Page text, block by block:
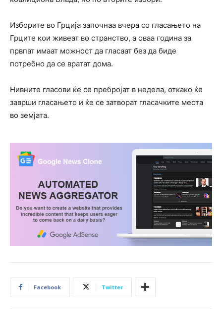
Изборите во Грција започнаа вчера со гласањето на
Грците кои живеат во странство, а оваа година за
првпат имаат можност да гласаат без да биде
потребно да се вратат дома.
Нивните гласови ќе се пребројат в недела, откако ќе
заврши гласањето и ќе се затворат гласачките места
во земјата.
Facebook Twitter